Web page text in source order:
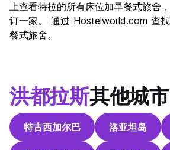
上查看特拉的所有床位加早餐式旅舍
订一家。 通过 Hostelworld.com 查
餐式旅舍。
洪都拉斯其他城市
特古西加尔巴 洛亚坦岛